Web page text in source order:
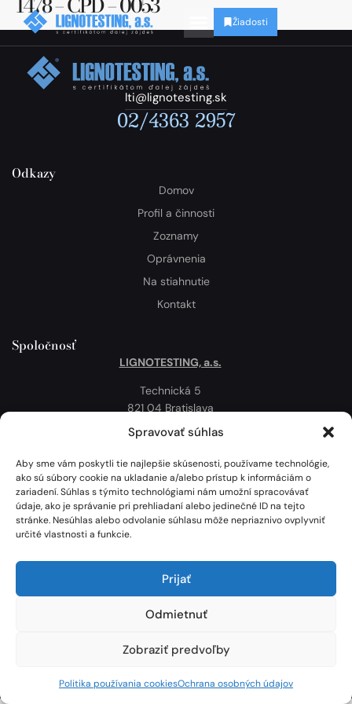
Spravovať súhlas
Aby sme vám poskytli tie najlepšie skúsenosti, používame technológie,
ako sú súbory cookie na ukladanie a/alebo prístup k informáciám o
zariadení. Súhlas s týmito technológiami nám umožní spracovávať
údaje, ako je správanie pri prehliadaní alebo jedinečné ID na tejto
stránke. Nesúhlas alebo odvolanie súhlasu môže nepriaznivo ovplyvniť
určité vlastnosti a funkcie.
Prijať
Odmietnuť
Zobraziť predvoľby
Politika používania cookiesOchrana osobných údajov
Žiadosti
lti@lignotesting.sk
02/4363 2957
Odkazy
Domov
Profil a činnosti
Zoznamy
Oprávnenia
Na stiahnutie
Kontakt
Spoločnosť
LIGNOTESTING, a.s.
Technická 5
821 04 Bratislava
Slovenská republika
Politika používania cookies
Mapa
Lignotesting, a. s. © 2024 | Všetky práva vyhradené. | Vytvoril: Marek Heinfarth.